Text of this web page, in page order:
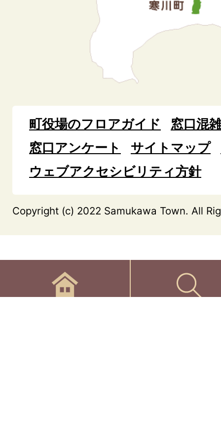
町役場のフロアガイド
窓口混
窓口アンケート
サイトマップ
ウェブアクセシビリティ方針
Copyright (c) 2022 Samukawa Town. All